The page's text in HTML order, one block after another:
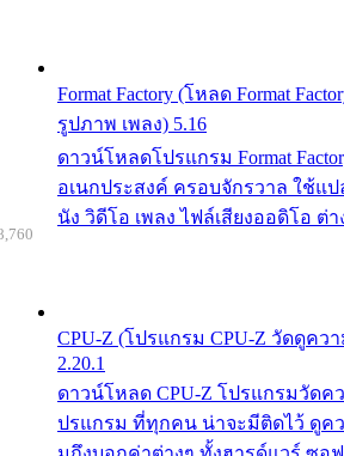
Format Factory (โหลด Format
รูปภาพ เพลง) 5.16
ดาวน์โหลดโปรแกรม Format
อเนกประสงค์ ครอบจักรวาล ใช้แ
นัง วิดีโอ เพลง ไฟล์เสียงออดิโอ ต่า
CPU-Z (โปรแกรม CPU-Z วัดดูคว
2.20.1
ดาวน์โหลด CPU-Z โปรแกรมวัดค
ปรแกรม ที่ทุกคน น่าจะมีติดไว้ ดูคว